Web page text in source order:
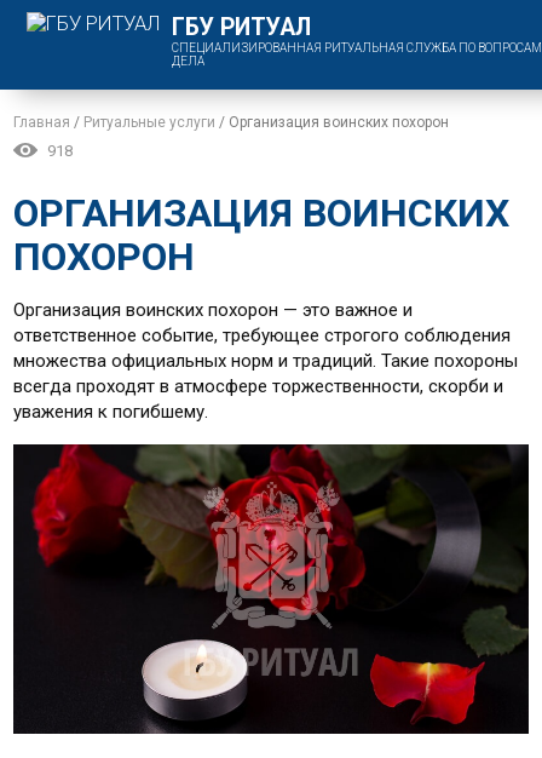
ГБУ РИТУАЛ
СПЕЦИАЛИЗИРОВАННАЯ РИТУАЛЬНАЯ СЛУЖБА ПО
ДЕЛА
Главная / Ритуальные услуги / Организация воинских похорон
918
ОРГАНИЗАЦИЯ ВОИНСКИХ
ПОХОРОН
Организация воинских похорон — это важное и
ответственное событие, требующее строгого соблюдения
множества официальных норм и традиций. Такие похороны
всегда проходят в атмосфере торжественности, скорби и
уважения к погибшему.